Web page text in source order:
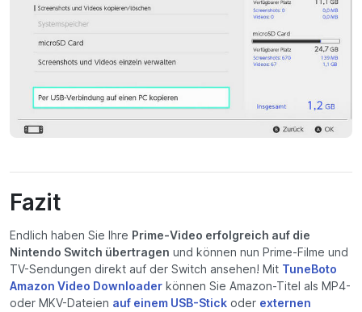
Fazit
Endlich haben Sie Ihre Prime-Video erfolgreich auf die
Nintendo Switch übertragen und können nun Prime-Filme und
TV-Sendungen direkt auf der Switch ansehen! Mit TuneBoto
Amazon Video Downloader können Sie Amazon-Titel als MP4-
oder MKV-Dateien auf einem USB-Stick oder externen